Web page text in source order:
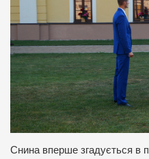
Снина вперше згадується в